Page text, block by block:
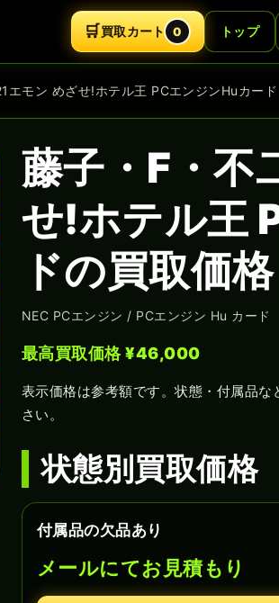
🛒買取カート 0 トップ
エモン めざせ!ホテル王 PCエンジンHuカード
藤子・F・不
せ!ホテル王
ドの買取価
NEC PCエンジン / PCエンジン Hu カード
最高買取価格 ¥46,000
表示価格は参考額です。状態・付属品な
さい。
状態別買取価格
付属品の欠品あり
メールにてお見積もり